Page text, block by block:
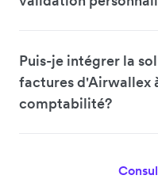
Puis-je intégrer la
factures d'Airwallex
comptabilité?